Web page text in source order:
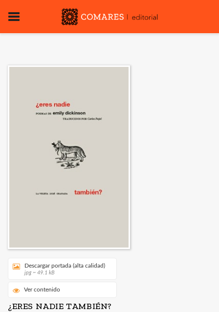
Descargar portada (alta calidad)
jpg ~ 49.1 kB
Ver contenido
¿ERES NADIE TAMBIÉN?